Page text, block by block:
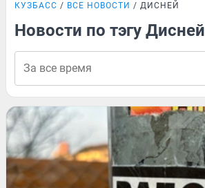
КУЗБАСС ВСЕ НОВОСТИ ДИСНЕЙ
Новости по тэгу Дисней